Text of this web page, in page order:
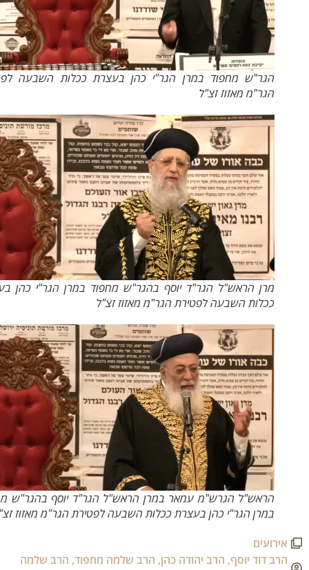
הגר"ש מחפוד במרן הגר"י כהן בעצרת ככלות השבעה לפטירת
הגר"מ מאזוז זצ"ל
מרן הראש"ל הגר"ד יוסף בהגר"ש מחפוד במרן הגר"י כהן בעצרת
ככלות השבעה לפטירת הגר"מ מאזוז זצ"ל
הראש"ל הגרש"מ עמאר במרן הראש"ל הגר"ד יוסף בהגר"ש מחפוד
במרן הגר"י כהן בעצרת ככלות השבעה לפטירת הגר"מ מאזוז זצ"ל
אירועים
הרב דוד יוסף ,הרב יהודה כהן, הרב שלמה מחפוד,הרב שלמה